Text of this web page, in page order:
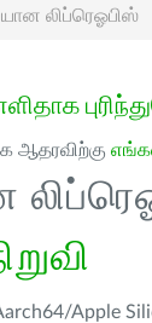
லிப்ரெஓபிஸ்
ஆதரவிற்கு
Apple